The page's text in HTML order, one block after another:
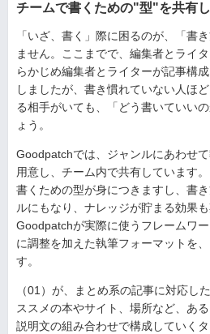
チームで書くための"型"を共有し
「いざ、書く」際に困るのが、「書
ません。ここまでで、編集者とライ
らかじめ編集者とライターが記事構
しましたが、書き慣れていない人ほ
る相手がいても、「どう書いていい
ょう。
Goodpatchでは、ジャンルにあわせ
用意し、チーム内で共有しています
書くための型が身につきますし、書
ルにもなり、ナレッジが貯まる効果
Goodpatchが実際に使うフレームワ
に調整を加えた執筆フォーマットを
す。
（01）が、まとめ系の記事に対応し
ススメの本やサイト、場所など、あ
説明文の組み合わせで構成していく